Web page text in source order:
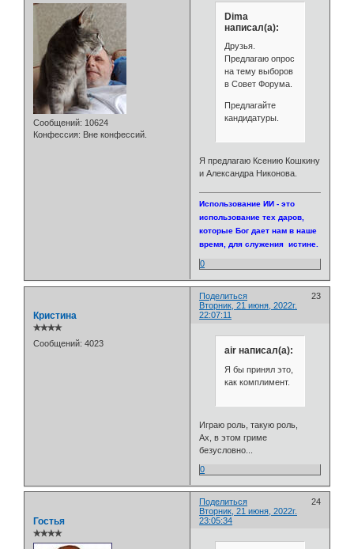
Сообщений: 10624
Конфессия: Вне конфессий.
Dima
написал(а):
Друзья.
Предлагаю опрос
на тему выборов
в Совет Форума.
Предлагайте
кандидатуры.
Я предлагаю Ксению Кошкину
и Александра Никонова.
Использование ИИ - это
использование тех даров,
которые Бог дает нам в наше
время, для служения истине.
0
Поделиться
23
Вторник, 21 июня, 2022г.
22:07:11
Кристина
✯✯✯✯
Сообщений: 4023
air написал(а):
Я бы принял это,
как комплимент.
Играю роль, такую роль,
Ах, в этом гриме
безусловно...
0
Поделиться
24
Вторник, 21 июня, 2022г.
23:05:34
Гостья
✯✯✯✯